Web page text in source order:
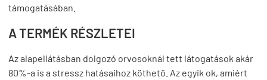
támogatásában.
A TERMÉK RÉSZLETEI
Az alapellátásban dolgozó orvosoknál tett látogatások akár
80%-a is a stressz hatásaihoz köthető. Az egyik ok, amiért